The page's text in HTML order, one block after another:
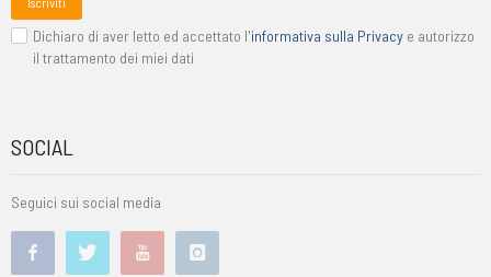
Dichiaro di aver letto ed accettato l'informativa sulla Privacy e autorizzo
il trattamento dei miei dati
SOCIAL
Seguici sui social media